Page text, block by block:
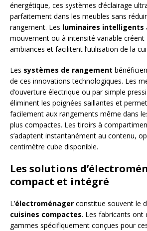
énergétique, ces systèmes d’éclairage
parfaitement dans les meubles sans
rangement. Les luminaires intelligents
mouvement ou à intensité variable créent
ambiances et facilitent l’utilisation de la
Les systèmes de rangement
de ces innovations technologiques. Les
d’ouverture électrique ou par simple
éliminent les poignées saillantes et
facilement aux rangements même dans
plus compactes. Les tiroirs à
s’adaptent instantanément au contenu,
centimètre cube disponible.
Les solutions
compact et intégré
L’électroménager constitue souvent le
cuisines compactes. Les fabricants ont
gammes spécifiquement conçues pour